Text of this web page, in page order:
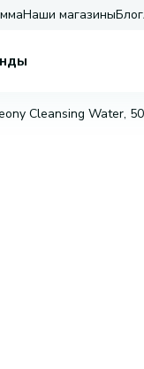
Наши магазиныБлог
Cleansing Water,